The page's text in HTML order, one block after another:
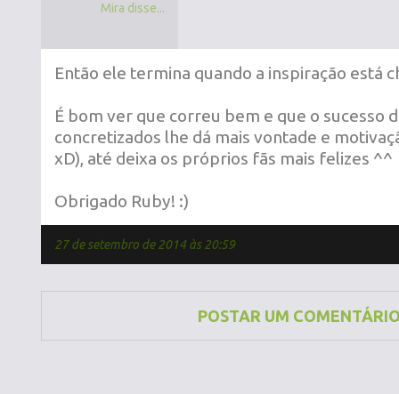
Mira disse...
Então ele termina quando a inspiração está
É bom ver que correu bem e que o sucesso
concretizados lhe dá mais vontade e
xD), até deixa os próprios fãs mais felizes ^^
Obrigado Ruby! :)
27 de setembro de 2014 às 20:59
POSTAR UM